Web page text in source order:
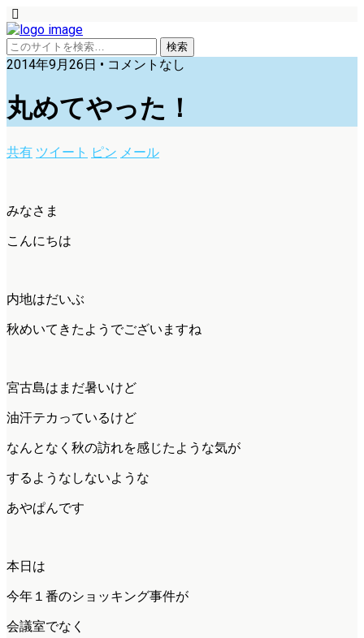
2014年9月26日 • コメントなし
丸めてやった！
共有 ツイート ピン メール
みなさま
こんにちは
内地はだいぶ
秋めいてきたようでございますね
宮古島はまだ暑いけど
油汗テカっているけど
なんとなく秋の訪れを感じたような気が
するようなしないような
あやぱんです
本日は
今年１番のショッキング事件が
会議室でなく